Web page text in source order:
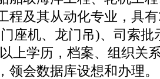
程及其从动化专业，具
座机、龙门吊)、司索批
上学历，档案、组织关
领会数据库设想和办理。